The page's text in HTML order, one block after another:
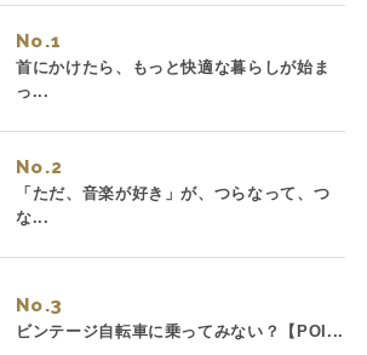
No.
首にかけたら、もっと快適な暮らしが始ま
っ...
No.
「ただ、音楽が好き」が、つらなって、つ
な...
No.
ビンテージ自転車に乗ってみない？【POI...